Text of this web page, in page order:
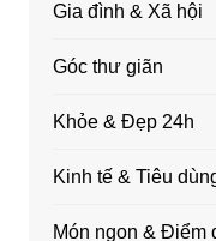
Gia đình & Xã hội
Góc thư giãn
Khỏe & Đẹp 24h
Kinh tế & Tiêu
Món ngon & Điểm